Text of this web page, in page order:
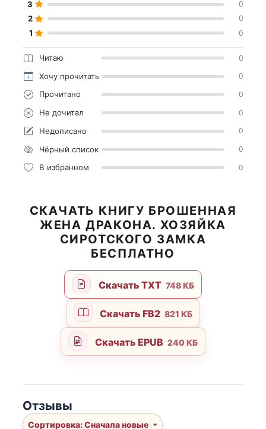
3 0
2 0
1 0
Читаю 0
Хочу прочитать 0
Прочитано 0
Не дочитал 0
Недописано 0
Чёрный список 0
В избранном 0
СКАЧАТЬ КНИГУ БРОШЕННАЯ
ЖЕНА ДРАКОНА. ХОЗЯЙКА
СИРОТСКОГО ЗАМКА
БЕСПЛАТНО
Скачать TXT 748 КБ
Скачать FB2 821 КБ
Скачать EPUB 240 КБ
Отзывы
Сортировка: Сначала новые